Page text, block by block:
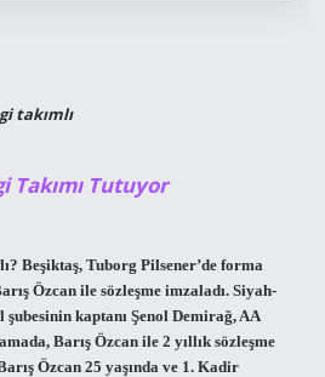
takımlı
Takımı Tutuyor
Beşiktaş, Tuborg Pilsener’de forma
Özcan ile sözleşme imzaladı. Siyah-
şubesinin kaptanı Şenol Demirağ, AA
Barış Özcan ile 2 yıllık sözleşme
Özcan 25 yaşında ve 1. Kadir